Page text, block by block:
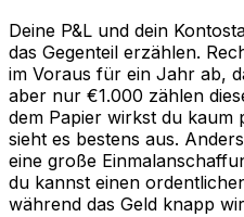
Deine P&L und dein
das Gegenteil erzählen.
im Voraus für ein Jahr ab,
aber nur €1.000 zählen
dem Papier wirkst du kaum
sieht es bestens aus.
eine große
du kannst einen
während das Geld knapp